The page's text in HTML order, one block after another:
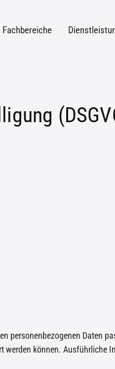
Fachbereiche
personenbezogenen Daten
können. Ausführliche